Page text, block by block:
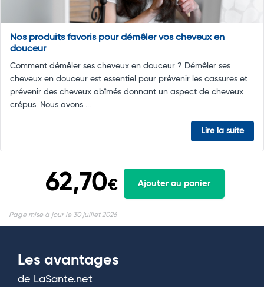
Nos produits favoris pour démêler vos cheveux en
douceur
Comment démêler ses cheveux en douceur ? Démêler ses
cheveux en douceur est essentiel pour prévenir les cassures et
prévenir des cheveux abîmés donnant un aspect de cheveux
crépus. Nous avons ...
Lire la suite
62,70€ Ajouter au panier
Page mise à jour le 30 juillet 2026
Les avantages
de LaSante.net